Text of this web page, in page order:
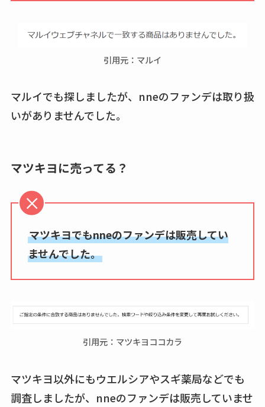
引用元：マルイ
マルイでも探しましたが、nneのファンデは取り扱
いがありませんでした。
マツキヨに売ってる？
マツキヨでもnneのファンデは販売してい
ませんでした。
引用元：マツキヨココカラ
マツキヨ以外にもウエルシアやスギ薬局などでも
調査しましたが、nneのファンデは販売していませ